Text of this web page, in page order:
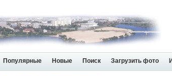
Популярные Новые Поиск Загрузить фото